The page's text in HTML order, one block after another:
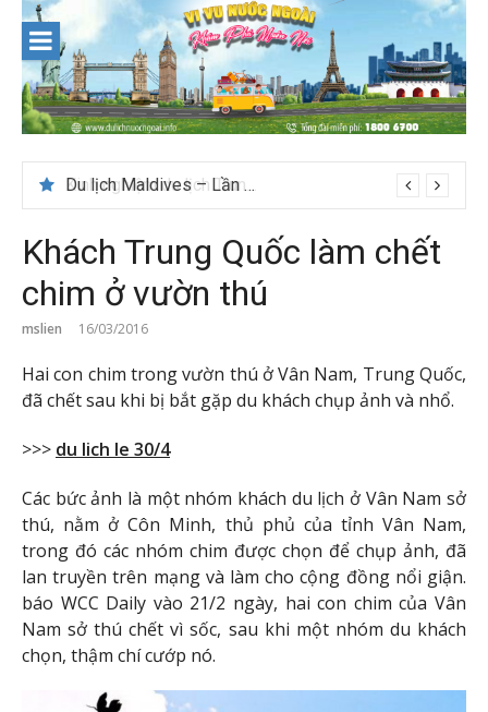
content
Du lịch Maldives – Lần đầu nên đi đâu, chơi gì?
Khách Trung Quốc làm chết
chim ở vườn thú
mslien 16/03/2016
Hai con chim trong vườn thú ở Vân Nam, Trung Quốc,
đã chết sau khi bị bắt gặp du khách chụp ảnh và nhổ.
>>> du lich le 30/4
Các bức ảnh là một nhóm khách du lịch ở Vân Nam sở
thú, nằm ở Côn Minh, thủ phủ của tỉnh Vân Nam,
trong đó các nhóm chim được chọn để chụp ảnh, đã
lan truyền trên mạng và làm cho cộng đồng nổi giận.
báo WCC Daily vào 21/2 ngày, hai con chim của Vân
Nam sở thú chết vì sốc, sau khi một nhóm du khách
chọn, thậm chí cướp nó.